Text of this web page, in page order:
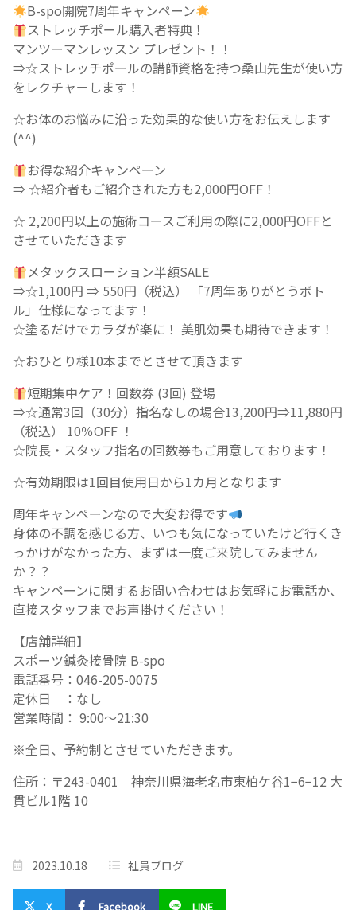
B-spo開院7周年キャンペーン
ストレッチポール購入者特典！
マンツーマンレッスン プレゼント！！
⇒☆ストレッチポールの講師資格を持つ桑山先生が使い方
をレクチャーします！
☆お体のお悩みに沿った効果的な使い方をお伝えします
(^^)
お得な紹介キャンペーン
⇒ ☆紹介者もご紹介された方も2,000円OFF！
☆ 2,200円以上の施術コースご利用の際に2,000円OFFと
させていただきます
メタックスローション半額SALE
⇒☆1,100円 ⇒ 550円（税込） 「7周年ありがとうボト
ル」仕様になってます！
☆塗るだけでカラダが楽に！ 美肌効果も期待できます！
☆おひとり様10本までとさせて頂きます
短期集中ケア！回数券 (3回) 登場
⇒☆通常3回（30分）指名なしの場合13,200円⇒11,880円
（税込） 10％OFF ！
☆院長・スタッフ指名の回数券もご用意しております！
☆有効期限は1回目使用日から1カ月となります
周年キャンペーンなので大変お得です
身体の不調を感じる方、いつも気になっていたけど行くき
っかけがなかった方、まずは一度ご来院してみません
か？？
キャンペーンに関するお問い合わせはお気軽にお電話か、
直接スタッフまでお声掛けください！
【店舗詳細】
スポーツ鍼灸接骨院 B-spo
電話番号：046-205-0075
定休日 ：なし
営業時間： 9:00～21:30
※全日、予約制とさせていただきます。
住所：〒243-0401 神奈川県海老名市東柏ケ谷1−6−12 大
貫ビル1階 10
2023.10.18 社員ブログ
X Facebook LINE